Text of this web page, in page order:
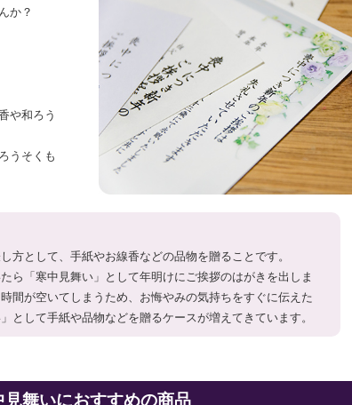
か？
や和ろう
うそくも
方として、手紙やお線香などの品物を贈ることです。
ら「寒中見舞い」として年明けにご挨拶のはがきを出しま
間が空いてしまうため、お悔やみの気持ちをすぐに伝えた
として手紙や品物などを贈るケースが増えてきています。
見舞いにおすすめの商品